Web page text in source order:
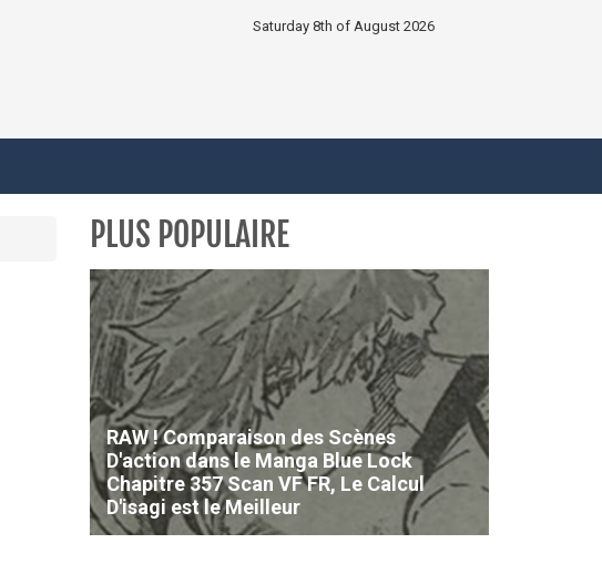
Saturday 8th of August 2026
PLUS POPULAIRE
RAW ! Comparaison des Scènes
D'action dans le Manga Blue Lock
Chapitre 357 Scan VF FR, Le Calcul
D'isagi est le Meilleur